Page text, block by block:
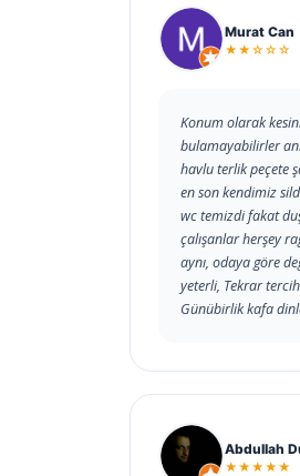
Murat Can
★★☆☆☆
Konum olarak
bulamayabilirler
havlu terlik peçete
en son kendimiz
wc temizdi fakat
çalışanlar herşey
aynı, odaya göre
yeterli, Tekrar
Günübirlik kafa
Abdullah
★★★★★